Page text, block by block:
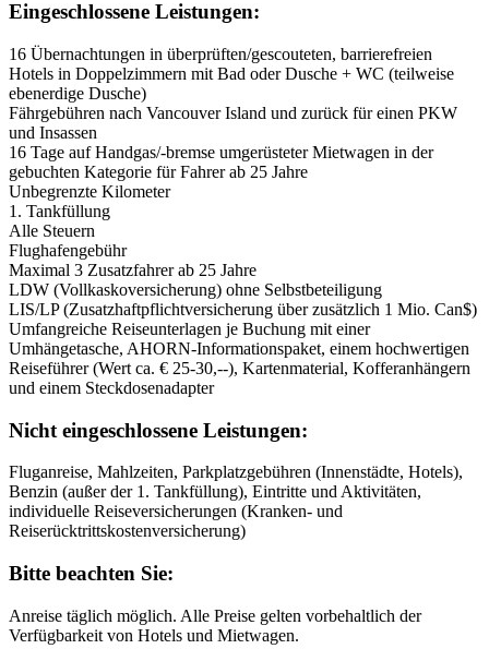
Eingeschlossene Leistungen:
16 Übernachtungen in überprüften/gescouteten, barrierefreien
Hotels in Doppelzimmern mit Bad oder Dusche + WC (teilweise
ebenerdige Dusche)
Fährgebühren nach Vancouver Island und zurück für einen PKW
und Insassen
16 Tage auf Handgas/-bremse umgerüsteter Mietwagen in der
gebuchten Kategorie für Fahrer ab 25 Jahre
Unbegrenzte Kilometer
1. Tankfüllung
Alle Steuern
Flughafengebühr
Maximal 3 Zusatzfahrer ab 25 Jahre
LDW (Vollkaskoversicherung) ohne Selbstbeteiligung
LIS/LP (Zusatzhaftpflichtversicherung über zusätzlich 1 Mio. Can$)
Umfangreiche Reiseunterlagen je Buchung mit einer
Umhängetasche, AHORN-Informationspaket, einem hochwertigen
Reiseführer (Wert ca. € 25-30,--), Kartenmaterial, Kofferanhängern
und einem Steckdosenadapter
Nicht eingeschlossene Leistungen:
Fluganreise, Mahlzeiten, Parkplatzgebühren (Innenstädte, Hotels),
Benzin (außer der 1. Tankfüllung), Eintritte und Aktivitäten,
individuelle Reiseversicherungen (Kranken- und
Reiserücktrittskostenversicherung)
Bitte beachten Sie:
Anreise täglich möglich. Alle Preise gelten vorbehaltlich der
Verfügbarkeit von Hotels und Mietwagen.